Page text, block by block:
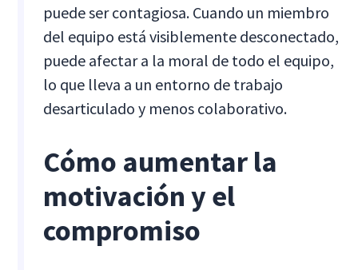
puede ser contagiosa. Cuando un miembro
del equipo está visiblemente desconectado,
puede afectar a la moral de todo el equipo,
lo que lleva a un entorno de trabajo
desarticulado y menos colaborativo.
Cómo aumentar la
motivación y el
compromiso